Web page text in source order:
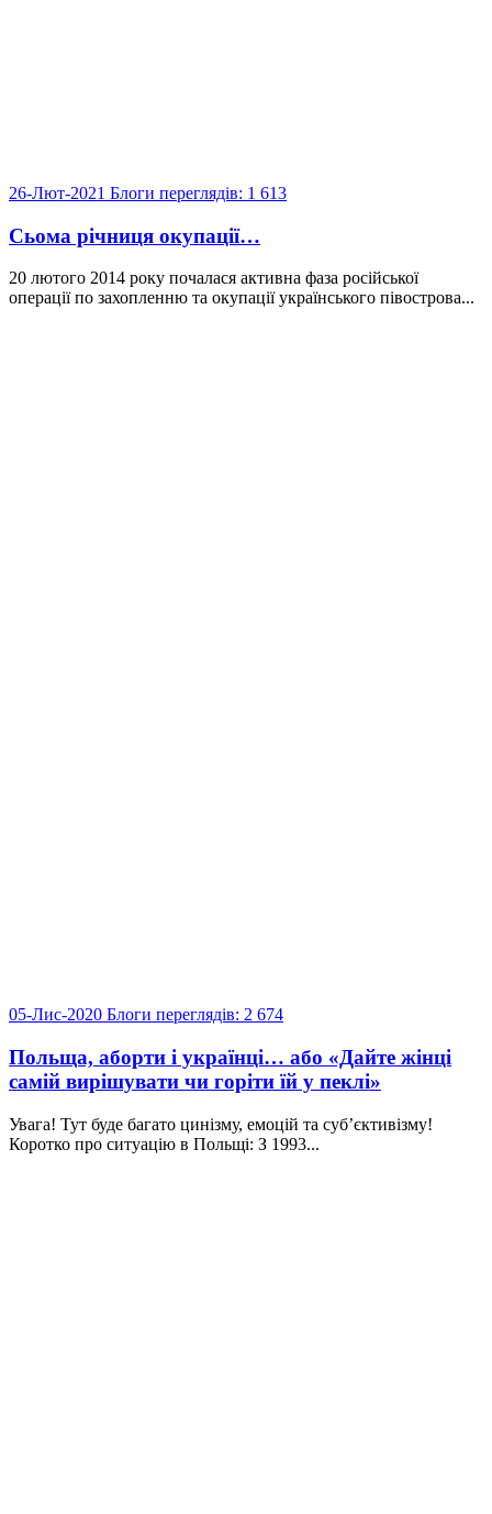
26-Лют-2021 Блоги переглядів: 1 613
Сьома річниця окупації…
20 лютого 2014 року почалася активна фаза російської
операції по захопленню та окупації українського півострова...
05-Лис-2020 Блоги переглядів: 2 674
Польща, аборти і українці… або «Дайте жінці
самій вирішувати чи горіти їй у пеклі»
Увага! Тут буде багато цинізму, емоцій та суб’єктивізму!
Коротко про ситуацію в Польщі: З 1993...